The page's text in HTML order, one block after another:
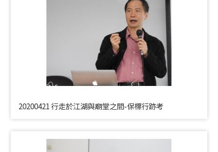
20200421 行走於江湖與廟堂之間-保標行跡考